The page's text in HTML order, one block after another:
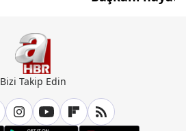
Bizi Takip Edin